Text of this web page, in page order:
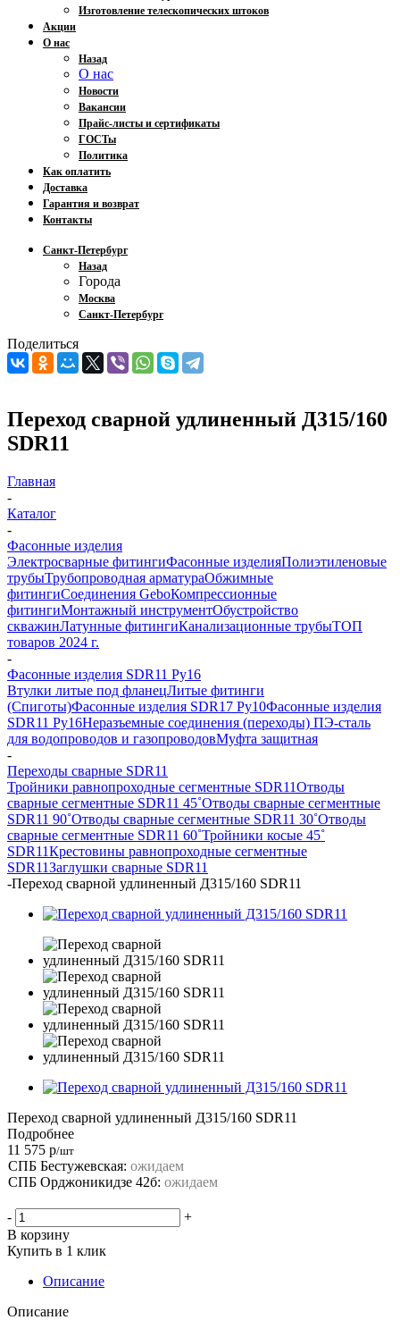
Изготовление телескопических штоков
Акции
О нас
Назад
О нас
Новости
Вакансии
Прайс-листы и сертификаты
ГОСТы
Политика
Как оплатить
Доставка
Гарантия и возврат
Контакты
Санкт-Петербург
Назад
Города
Москва
Санкт-Петербург
Поделиться
Переход сварной удлиненный Д315/160
SDR11
Главная
-
Каталог
-
Фасонные изделия
Электросварные фитингиФасонные изделияПолиэтиленовые
трубыТрубопроводная арматураОбжимные
фитингиСоединения GeboКомпрессионные
фитингиМонтажный инструментОбустройство
скважинЛатунные фитингиКанализационные трубыТОП
товаров 2024 г.
-
Фасонные изделия SDR11 Ру16
Втулки литые под фланецЛитые фитинги
(Спиготы)Фасонные изделия SDR17 Ру10Фасонные изделия
SDR11 Ру16Неразъемные соединения (переходы) ПЭ-сталь
для водопроводов и газопроводовМуфта защитная
-
Переходы сварные SDR11
Тройники равнопроходные сегментные SDR11Отводы
сварные сегментные SDR11 45˚Отводы сварные сегментные
SDR11 90˚Отводы сварные сегментные SDR11 30˚Отводы
сварные сегментные SDR11 60˚Тройники косые 45˚
SDR11Крестовины равнопроходные сегментные
SDR11Заглушки сварные SDR11
-Переход сварной удлиненный Д315/160 SDR11
Переход сварной удлиненный Д315/160 SDR11
Подробнее
11 575 р/шт
СПБ Бестужевская: ожидаем
СПБ Орджоникидзе 42б: ожидаем
-
+
В корзину
Купить в 1 клик
Описание
Описание